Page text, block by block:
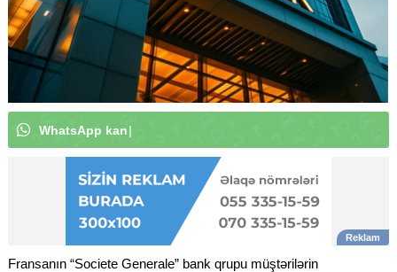
WhatsApp kana
Fransanın “Societe Generale” bank qrupu müştərilərin